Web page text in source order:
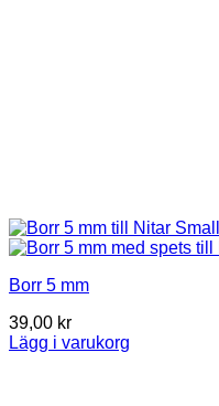
Borr 5 mm
39,00 kr
Lägg i varukorg